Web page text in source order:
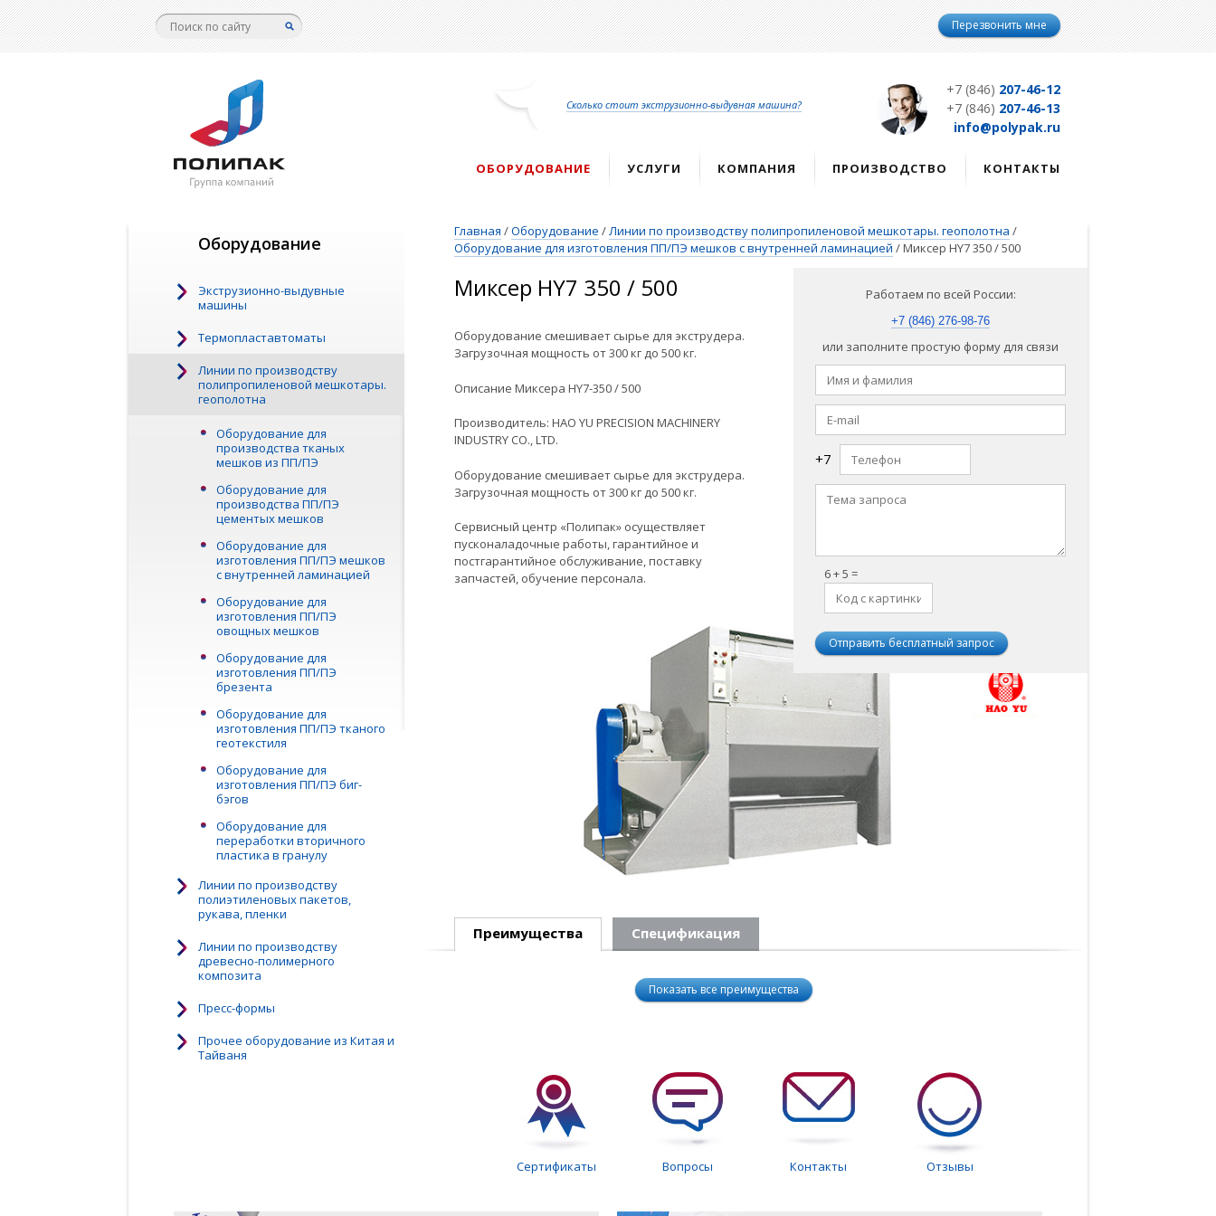
Перейти
к
Перезвонить мне
+7 (846) 207-46-12
+7 (846) 207-46-13
info@polypak.ru
Сколько стоит экструзионно-выдувная машина?
ОБОРУДОВАНИЕ УСЛУГИ КОМПАНИЯ ПРОИЗВОДСТВО КОНТАКТЫ
Оборудование
Экструзионно-выдувные
машины
Термопластавтоматы
Линии по производству
полипропиленовой мешкотары.
геополотна
Оборудование для
производства тканых
мешков из ПП/ПЭ
Оборудование для
производства ПП/ПЭ
цементых мешков
Оборудование для
изготовления ПП/ПЭ мешков
с внутренней ламинацией
Оборудование для
изготовления ПП/ПЭ
овощных мешков
Оборудование для
изготовления ПП/ПЭ
брезента
Оборудование для
изготовления ПП/ПЭ тканого
геотекстиля
Оборудование для
изготовления ПП/ПЭ биг-
бэгов
Оборудование для
переработки вторичного
пластика в гранулу
Линии по производству
полиэтиленовых пакетов,
рукава, пленки
Линии по производству
древесно-полимерного
композита
Пресс-формы
Прочее оборудование из Китая и
Тайваня
Главная /Оборудование /Линии по производству полипропиленовой мешкотары. геополотна /
Оборудование для изготовления ПП/ПЭ мешков с внутренней ламинацией /Миксер HY7 350 / 500
Работаем по всей России:
+7 (846) 276-98-76
или заполните простую форму для связи
+7
6 + 5 =
Миксер HY7 350 / 500
Оборудование смешивает сырье для экструдера.
Загрузочная мощность от 300 кг до 500 кг.
Описание Миксера HY7-350 / 500
Производитель: HAO YU PRECISION MACHINERY
INDUSTRY CO., LTD.
Оборудование смешивает сырье для экструдера.
Загрузочная мощность от 300 кг до 500 кг.
Сервисный центр «Полипак» осуществляет
пусконаладочные работы, гарантийное и
постгарантийное обслуживание, поставку
запчастей, обучение персонала.
Преимущества Спецификация
Показать все преимущества
Сертификаты Вопросы Контакты Отзывы